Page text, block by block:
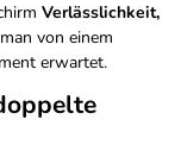
Verlässlichkeit,
von einem
erwartet.